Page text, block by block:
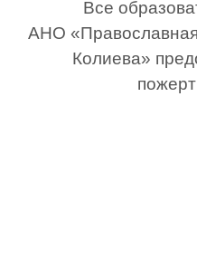
Все
АНО
Колиева»